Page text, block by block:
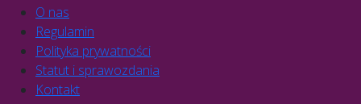
O nas
Regulamin
Polityka prywatności
Statut i sprawozdania
Kontakt